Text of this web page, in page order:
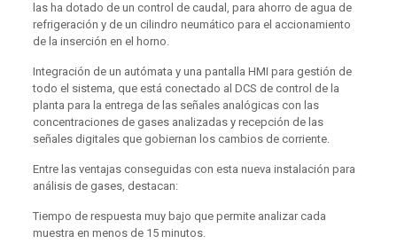
las ha dotado de un control de caudal, para ahorro de agua de
refrigeración y de un cilindro neumático para el accionamiento
de la inserción en el horno.
Integración de un autómata y una pantalla HMI para gestión de
todo el sistema, que está conectado al DCS de control de la
planta para la entrega de las señales analógicas con las
concentraciones de gases analizadas y recepción de las
señales digitales que gobiernan los cambios de corriente.
Entre las ventajas conseguidas con esta nueva instalación para
análisis de gases, destacan:
Tiempo de respuesta muy bajo que permite analizar cada
muestra en menos de 15 minutos.